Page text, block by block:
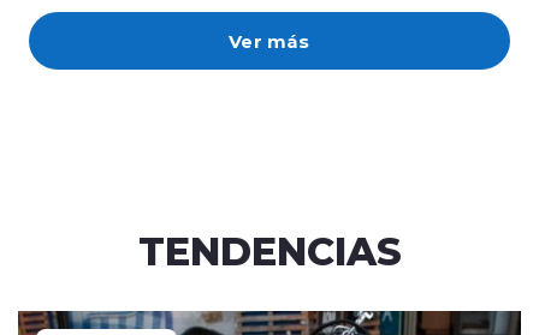
Ver más
TENDENCIAS